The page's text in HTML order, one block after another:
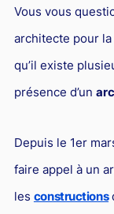
Droit aérien
Caution
Communication
Droit de
Vous vous
architecte pour
qu’il existe
présence d’un
Depuis le 1er
faire appel à un
les constructions